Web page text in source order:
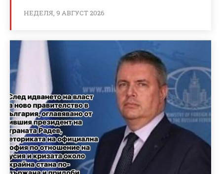
НЕДЕЛЯ, 9 АВГУСТ 2026